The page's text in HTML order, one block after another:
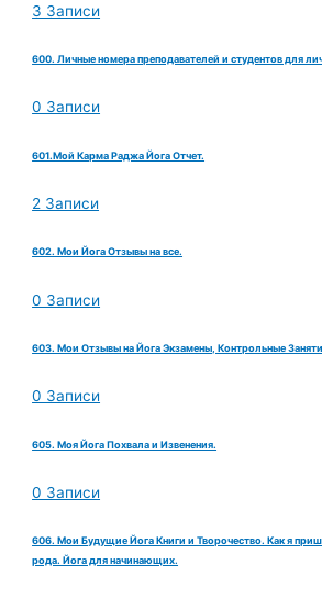
3 Записи
600. Личные номера преподавателей и студентов для
0 Записи
601.Мой Карма Раджа Йога Отчет.
2 Записи
602. Мои Йога Отзывы на все.
0 Записи
603. Мои Отзывы на Йога Экзамены, Контрольные
0 Записи
605. Моя Йога Похвала и Извенения.
0 Записи
606. Мои Будущие Йога Книги и Творочество. Как я
рода. Йога для начинающих.